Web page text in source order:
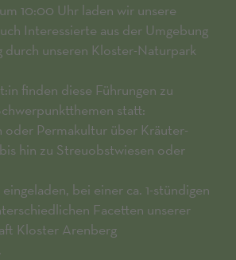
10:00 Uhr laden wir unsere
Interessierte aus der Umgebung
durch unseren Kloster-Naturpark
finden diese Führungen zu
statt:
oder Permakultur über Kräuter-
hin zu Streuobstwiesen oder
bei einer ca. 1-stündigen
Facetten unserer
Kloster Arenberg